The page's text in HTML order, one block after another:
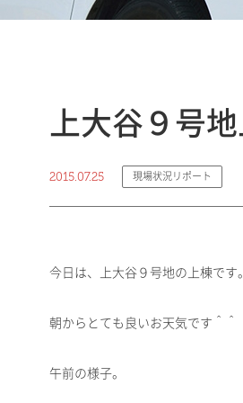
上大谷９号
2015.07.25 現場状況リポート
今日は、上大谷９号地の上棟です
朝からとても良いお天気です＾＾
午前の様子。